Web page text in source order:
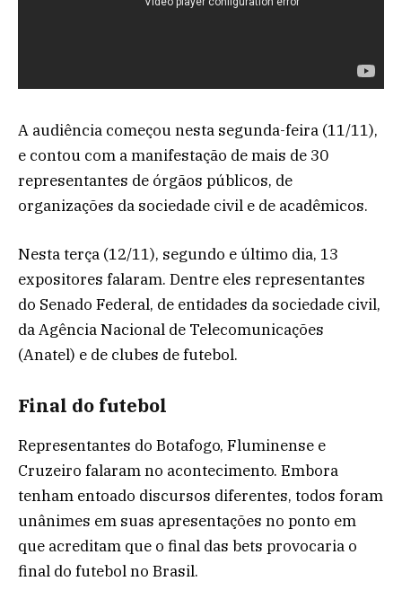
A audiência começou nesta segunda-feira (11/11),
e contou com a manifestação de mais de 30
representantes de órgãos públicos, de
organizações da sociedade civil e de acadêmicos.
Nesta terça (12/11), segundo e último dia, 13
expositores falaram. Dentre eles representantes
do Senado Federal, de entidades da sociedade civil,
da Agência Nacional de Telecomunicações
(Anatel) e de clubes de futebol.
Final do futebol
Representantes do Botafogo, Fluminense e
Cruzeiro falaram no acontecimento. Embora
tenham entoado discursos diferentes, todos foram
unânimes em suas apresentações no ponto em
que acreditam que o final das bets provocaria o
final do futebol no Brasil.